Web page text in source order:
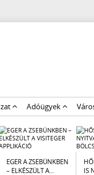
Adóügyek
EGER A ZSEBÜNKBEN
– ELKÉSZÜLT A...
IS